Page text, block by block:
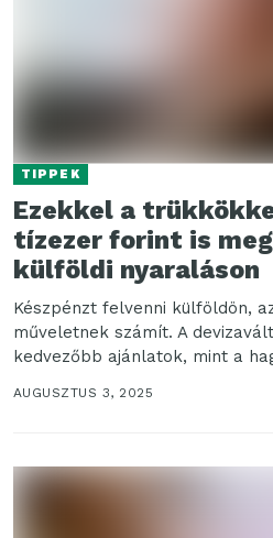
TIPPEK
Ezekkel a
tízezer forint is
külföldi nyaraláson
Készpénzt felvenni külföldön,
műveletnek számít. A
kedvezőbb ajánlatok, mint a
AUGUSZTUS 3, 2025